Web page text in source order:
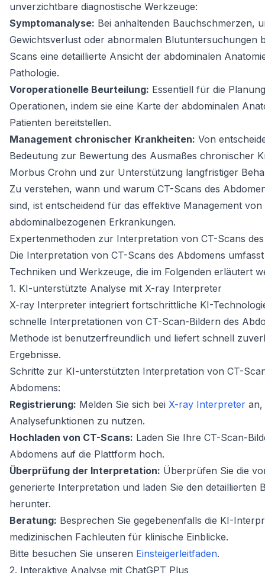
unverzichtbare diagnostische Werkzeuge:
Symptomanalyse: Bei anhaltenden Bauchschmerzen,
Gewichtsverlust oder abnormalen Blutuntersuchungen
Scans eine detaillierte Ansicht der abdominalen
Pathologie.
Voroperationelle Beurteilung: Essentiell für die
Operationen, indem sie eine Karte der abdominalen
Patienten bereitstellen.
Management chronischer Krankheiten: Von
Bedeutung zur Bewertung des Ausmaßes chronischer
Morbus Crohn und zur Unterstützung langfristiger
Zu verstehen, wann und warum CT-Scans des
sind, ist entscheidend für das effektive Management von
abdominalbezogenen Erkrankungen.
Expertenmethoden zur Interpretation von CT-Scans
Die Interpretation von CT-Scans des Abdomens
Techniken und Werkzeuge, die im Folgenden erläutert
1. KI-unterstützte Analyse mit X-ray Interpreter
X-ray Interpreter integriert fortschrittliche KI-
schnelle Interpretationen von CT-Scan-Bildern des
Methode ist benutzerfreundlich und liefert schnell
Ergebnisse.
Schritte zur KI-unterstützten Interpretation von CT-
Abdomens:
Registrierung: Melden Sie sich bei X-ray Interpreter an,
Analysefunktionen zu nutzen.
Hochladen von CT-Scans: Laden Sie Ihre CT-Scan-
Abdomens auf die Plattform hoch.
Überprüfung der Interpretation: Überprüfen Sie die
generierte Interpretation und laden Sie den detaillierten
herunter.
Beratung: Besprechen Sie gegebenenfalls die KI-
medizinischen Fachleuten für klinische Einblicke.
Bitte besuchen Sie unseren Einsteigerleitfaden.
2. Interaktive Analyse mit ChatGPT Plus